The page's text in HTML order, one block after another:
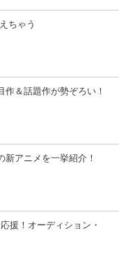
ちゃう
作＆話題作が勢ぞろい！
新アニメを一挙紹介！
援！オーディション・